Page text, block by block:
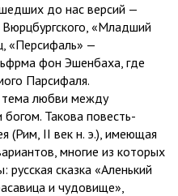
до нас версий —
«Младший
«Персифаль» —
фон Эшенбаха, где
Парсифаля.
тема любви между
Такова повесть-
(Рим, II век н. э.), имеющая
многие из которых
сказка «Аленький
и чудовище»,